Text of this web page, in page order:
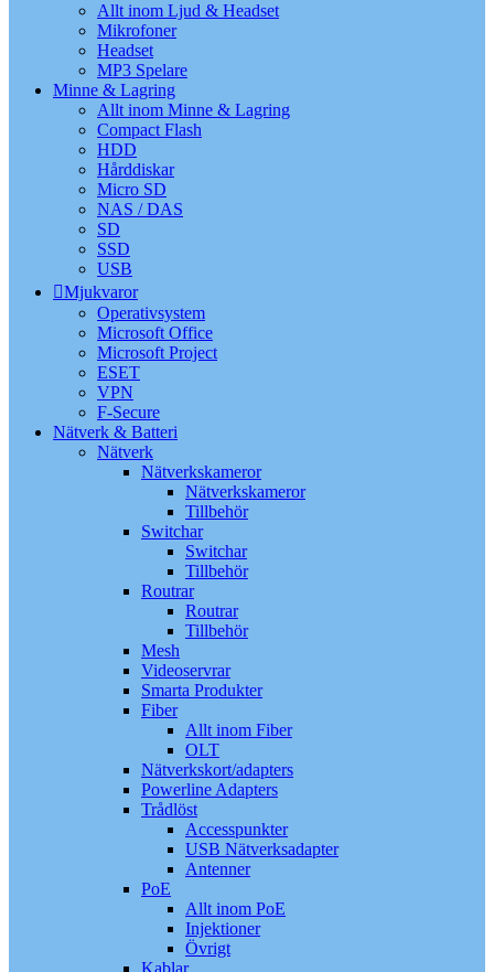
Allt inom Ljud & Headset
Mikrofoner
Headset
MP3 Spelare
Minne & Lagring
Allt inom Minne & Lagring
Compact Flash
HDD
Hårddiskar
Micro SD
NAS / DAS
SD
SSD
USB
Mjukvaror
Operativsystem
Microsoft Office
Microsoft Project
ESET
VPN
F-Secure
Nätverk & Batteri
Nätverk
Nätverkskameror
Nätverkskameror
Tillbehör
Switchar
Switchar
Tillbehör
Routrar
Routrar
Tillbehör
Mesh
Videoservrar
Smarta Produkter
Fiber
Allt inom Fiber
OLT
Nätverkskort/adapters
Powerline Adapters
Trådlöst
Accesspunkter
USB Nätverksadapter
Antenner
PoE
Allt inom PoE
Injektioner
Övrigt
Kablar